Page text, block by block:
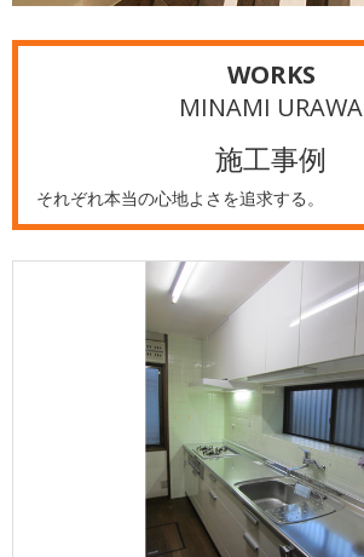
WORKS
MINAMI URAWA
施工事例
それぞれ本当の心地よさを追求する。